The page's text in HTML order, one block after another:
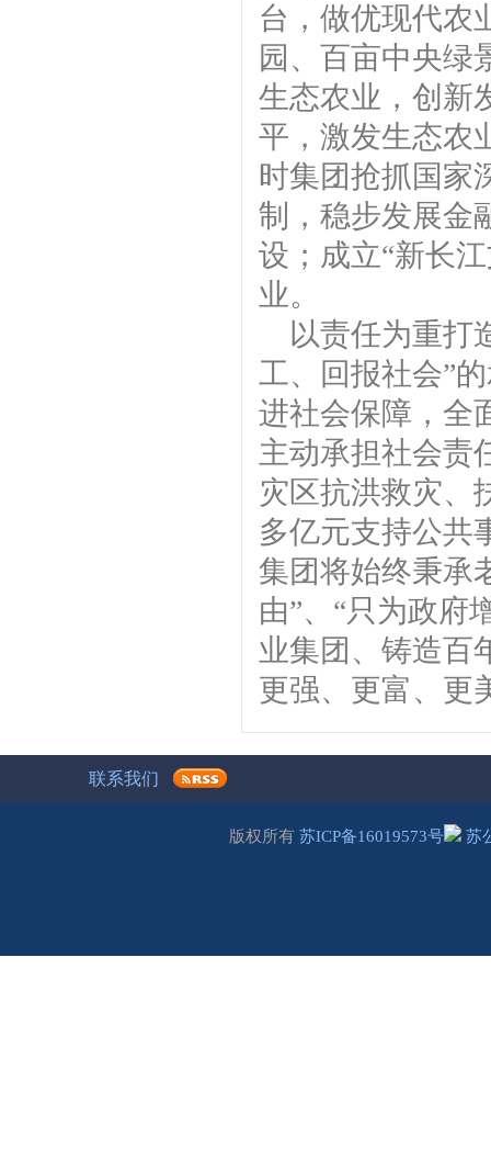
台，做优现代农
园、百亩中央绿
生态农业，创新
平，激发生态农
时集团抢抓国家
制，稳步发展金
设；成立“新长
业。
以责任为重打
工、回报社会”
进社会保障，全
主动承担社会责
灾区抗洪救灾、
多亿元支持公共
集团将始终秉承
由”、“只为政府
业集团、铸造百
更强、更富、更
联系我们
版权所有 苏ICP备16019573号 苏